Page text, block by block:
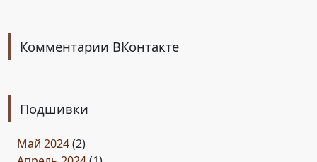
Комментарии ВКонтакте
Подшивки
Май 2024(2)